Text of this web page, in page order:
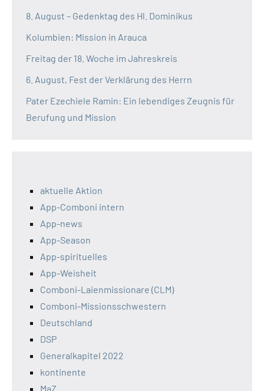
8. August – Gedenktag des Hl. Dominikus
Kolumbien: Mission in Arauca
Freitag der 18. Woche im Jahreskreis
6. August, Fest der Verklärung des Herrn
Pater Ezechiele Ramin: Ein lebendiges Zeugnis für
Berufung und Mission
aktuelle Aktion
App-Comboni intern
App-news
App-Season
App-spirituelles
App-Weisheit
Comboni-Laienmissionare (CLM)
Comboni-Missionsschwestern
Deutschland
DSP
Generalkapitel 2022
kontinente
MaZ